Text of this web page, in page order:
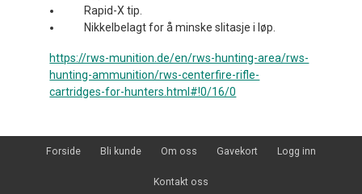
Rapid-X tip.
Nikkelbelagt for å minske slitasje i løp.
https://rws-munition.de/en/rws-hunting-area/rws-
hunting-ammunition/rws-centerfire-rifle-
cartridges-for-hunters.html#!0/16/0
Forside Bli kunde Om oss Gavekort Logg inn
Kontakt oss